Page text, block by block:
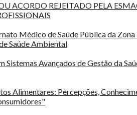
ACORDO REJEITADO PELA
Médico de Saúde Pública da
Saúde Ambiental
Sistemas Avançados de Gestão da
Alimentares: Percepções,